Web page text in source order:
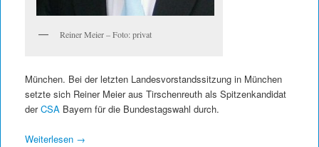
Reiner Meier – Foto: privat
München. Bei der letzten Landesvorstandssitzung in München
setzte sich Reiner Meier aus Tirschenreuth als Spitzenkandidat
derCSABayern für die Bundestagswahl durch.
Weiterlesen →